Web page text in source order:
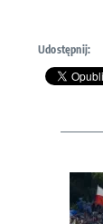
Udostępnij: